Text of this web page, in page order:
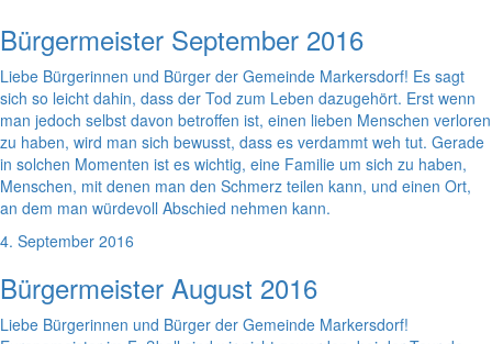
Bürgermeister September 2016
Liebe Bürgerinnen und Bürger der Gemeinde Markersdorf! Es sagt
sich so leicht dahin, dass der Tod zum Leben dazugehört. Erst wenn
man jedoch selbst davon betroffen ist, einen lieben Menschen verloren
zu haben, wird man sich bewusst, dass es verdammt weh tut. Gerade
in solchen Momenten ist es wichtig, eine Familie um sich zu haben,
Menschen, mit denen man den Schmerz teilen kann, und einen Ort,
an dem man würdevoll Abschied nehmen kann.
4. September 2016
Bürgermeister August 2016
Liebe Bürgerinnen und Bürger der Gemeinde Markersdorf!